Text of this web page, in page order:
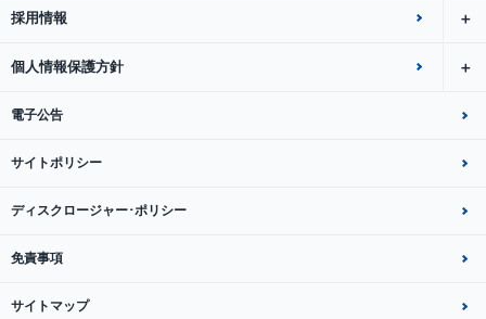
採用情報
個人情報保護方針
電子公告
サイトポリシー
ディスクロージャー･ポリシー
免責事項
サイトマップ